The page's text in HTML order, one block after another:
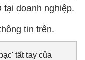
tại doanh nghiệp.
tin trên.
tất tay của